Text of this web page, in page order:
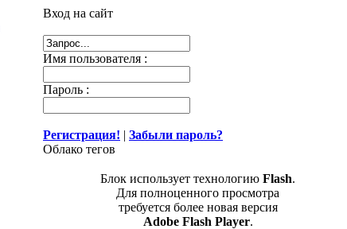
Вход на сайт
Имя пользователя :
Пароль :
Регистрация! | Забыли пароль?
Облако тегов
Блок использует технологию Flash.
Для полноценного просмотра
требуется более новая версия
Adobe Flash Player.